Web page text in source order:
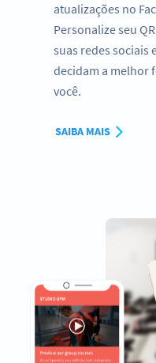
atualizações no
Personalize seu
suas redes sociais
decidam a melhor
você.
SAIBA MAIS